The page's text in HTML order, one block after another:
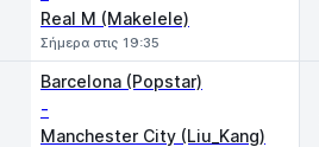
Real M (Makelele)
Σήμερα στις 19:35
Barcelona (Popstar)
-
Manchester City (Liu_Kang)